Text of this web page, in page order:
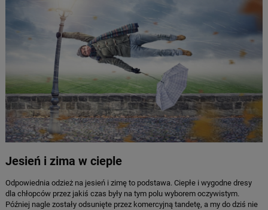
Jesień i zima w cieple
Odpowiednia odzież na jesień i zimę to podstawa. Ciepłe i wygodne dresy
dla chłopców przez jakiś czas były na tym polu wyborem oczywistym.
Później nagle zostały odsunięte przez komercyjną tandetę, a my do dziś nie